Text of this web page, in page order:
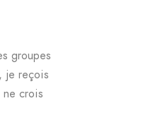
groupes
je reçois
crois